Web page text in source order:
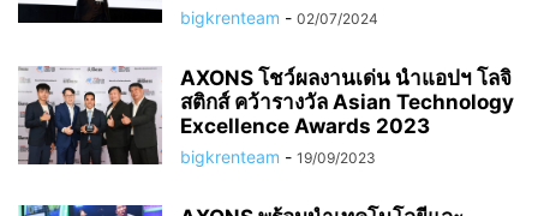
bigkrenteam - 02/07/2024
AXONS โชว์ผลงานเด่น นำแอปฯ โลจิ
สติกส์ คว้ารางวัล Asian Technology
Excellence Awards 2023
bigkrenteam - 19/09/2023